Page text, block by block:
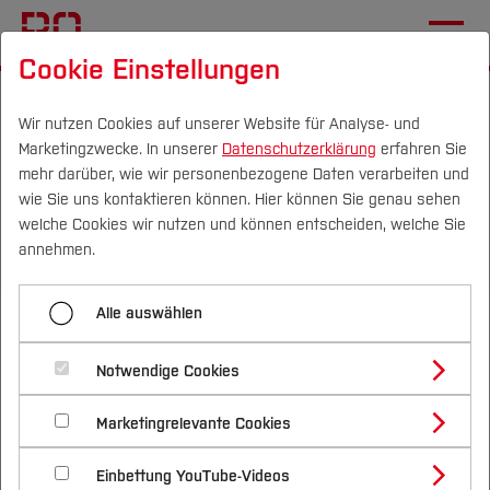
Campus Personen DE|EN Quicklinks
Studium
Studienangebote
Bachelorstudiengänge
Masterstudiengänge
Vor dem Studium
Bewerben & Einschreiben
Bewerbungsportal
Im Studium
Studienbüros und Prüfungen
Nach dem Studium
Forschung & Transfer
Profil
Forschungs- und Transferprofil
Schwerpunkte (FuT)
Beratung & Förderung
Nachhaltigkeit
Nachhaltigkeit studieren
International
Bau- und Umweltingenieurwesen
Forschung und Entwicklung
Menü aufklappen
Aktuelles
Forschung und Entwicklung
Fachgebiete und Einrichtungen
Forschung und Entwicklung
im Fachbereich Bau- und
Umweltingenieurwesen
Cookie Einstellungen
Wir nutzen Cookies auf unserer Website für Analyse- und
Marketingzwecke. In unserer Datenschutzerklärung erfahren Sie
mehr darüber, wie wir personenbezogene Daten verarbeiten und
wie Sie uns kontaktieren können. Hier können Sie genau sehen
welche Cookies wir nutzen und können entscheiden, welche Sie
annehmen.
Alle auswählen
Notwendige Cookies
Marketingrelevante Cookies
Einbettung YouTube-Videos